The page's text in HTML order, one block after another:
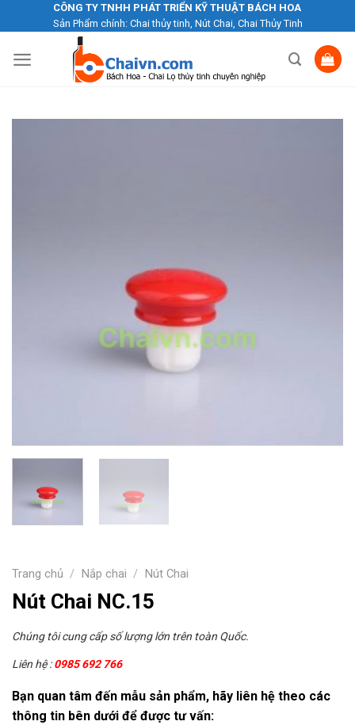
to
content
CÔNG TY TNHH PHÁT TRIỂN KỸ THUẬT BÁCH HOA
Sản Phẩm chính: Chai thủy tinh, Nút Chai, Chai Thủy Tinh
Trang chủ / Nắp chai / Nút Chai
Nút Chai NC.15
Chúng tôi cung cấp số lượng lớn trên toàn Quốc.
Liên hệ :0985 692 766
Bạn quan tâm đến mẫu sản phẩm, hãy liên hệ theo các
thông tin bên dưới để được tư vấn: